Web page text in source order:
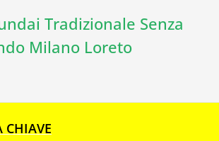
Tradizionale Senza
Milano Loreto
CHIAVE